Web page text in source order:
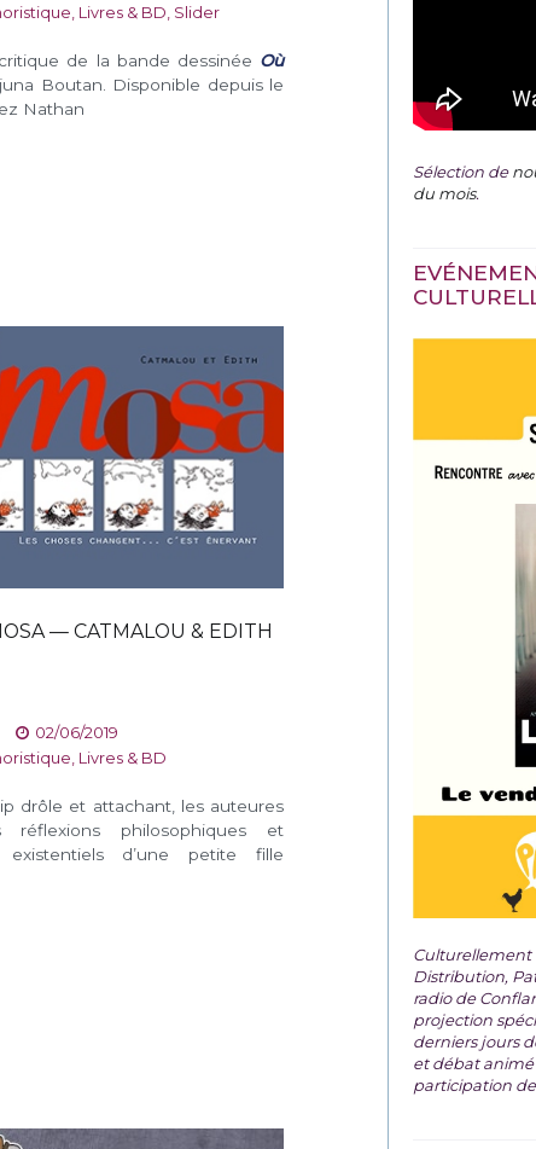
Livres & BD Slider
de la bande dessinée Où
Boutan. Disponible depuis le
Nathan
— CATMALOU & EDITH
02/06/2019
Livres & BD
drôle et attachant, les auteures
philosophiques et
existentiels d’une petite fille
Sélection de
du mois.
Culturellement
Distribution,
radio de
projection
derniers jours
et débat animé
participation